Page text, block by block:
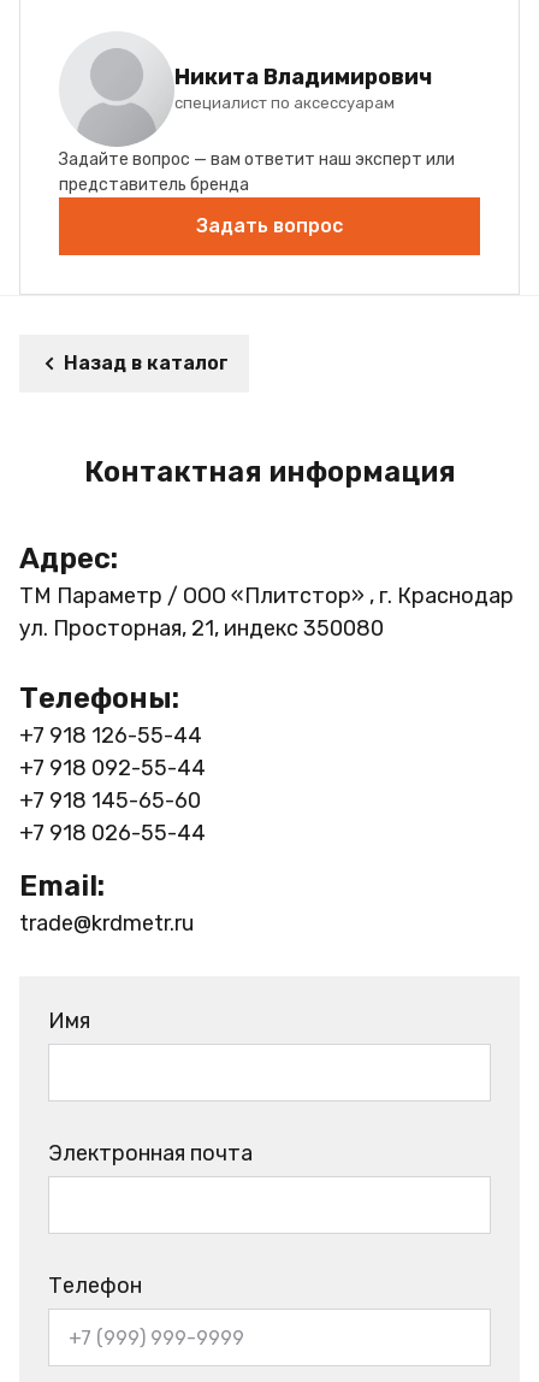
Никита Владимирович
специалист по аксессуарам
Задайте вопрос — вам ответит наш эксперт или
представитель бренда
Задать вопрос
Назад в каталог
Контактная информация
Адрес:
ТМ Параметр / ООО «Плитстор» , г. Краснодар
ул. Просторная, 21, индекс 350080
Телефоны:
+7 918 126-55-44
+7 918 092-55-44
+7 918 145-65-60
+7 918 026-55-44
Email:
trade@krdmetr.ru
Имя
Электронная почта
Телефон